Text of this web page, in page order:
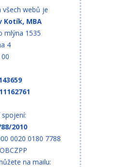
všech webů je
Kotík, MBA
mlýna 1535
4
2010
0020 0180 7788
na mailu: